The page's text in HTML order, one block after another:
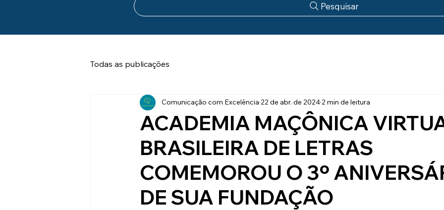
Pesquisar
Todas as publicações
ACADEMIA MAÇÔNICA
BRASILEIRA DE LETRAS
COMEMOROU O 3º
DE SUA FUNDAÇÃO
Comunicação com Excelência 22 de abr. de 20242 min de leitura